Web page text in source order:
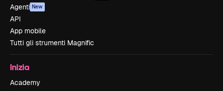
Agenti New
API
App mobile
Tutti gli strumenti Magnific
Inizia
Academy